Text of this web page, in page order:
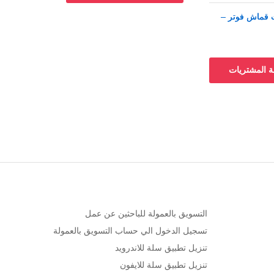
قماش فوتر –
قماش فوتر –
المشتريات
التسويق بالعمولة للباحثين عن عمل
تسجيل الدخول الي حساب التسويق بالعمولة
تنزيل تطبيق سلة للاندرويد
تنزيل تطبيق سلة للايفون